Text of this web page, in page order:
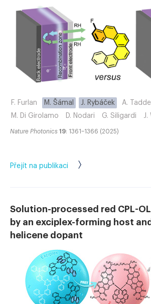
F. Furlan M. Šámal J. Rybáček
A.
M. Di Girolamo
D. Nodari G. Siligardi J.
Nature Photonics 19: 1361–1366 (2025)
Přejít na publikaci
Solution-processed red CPL-
by an exciplex-forming host
helicene dopant